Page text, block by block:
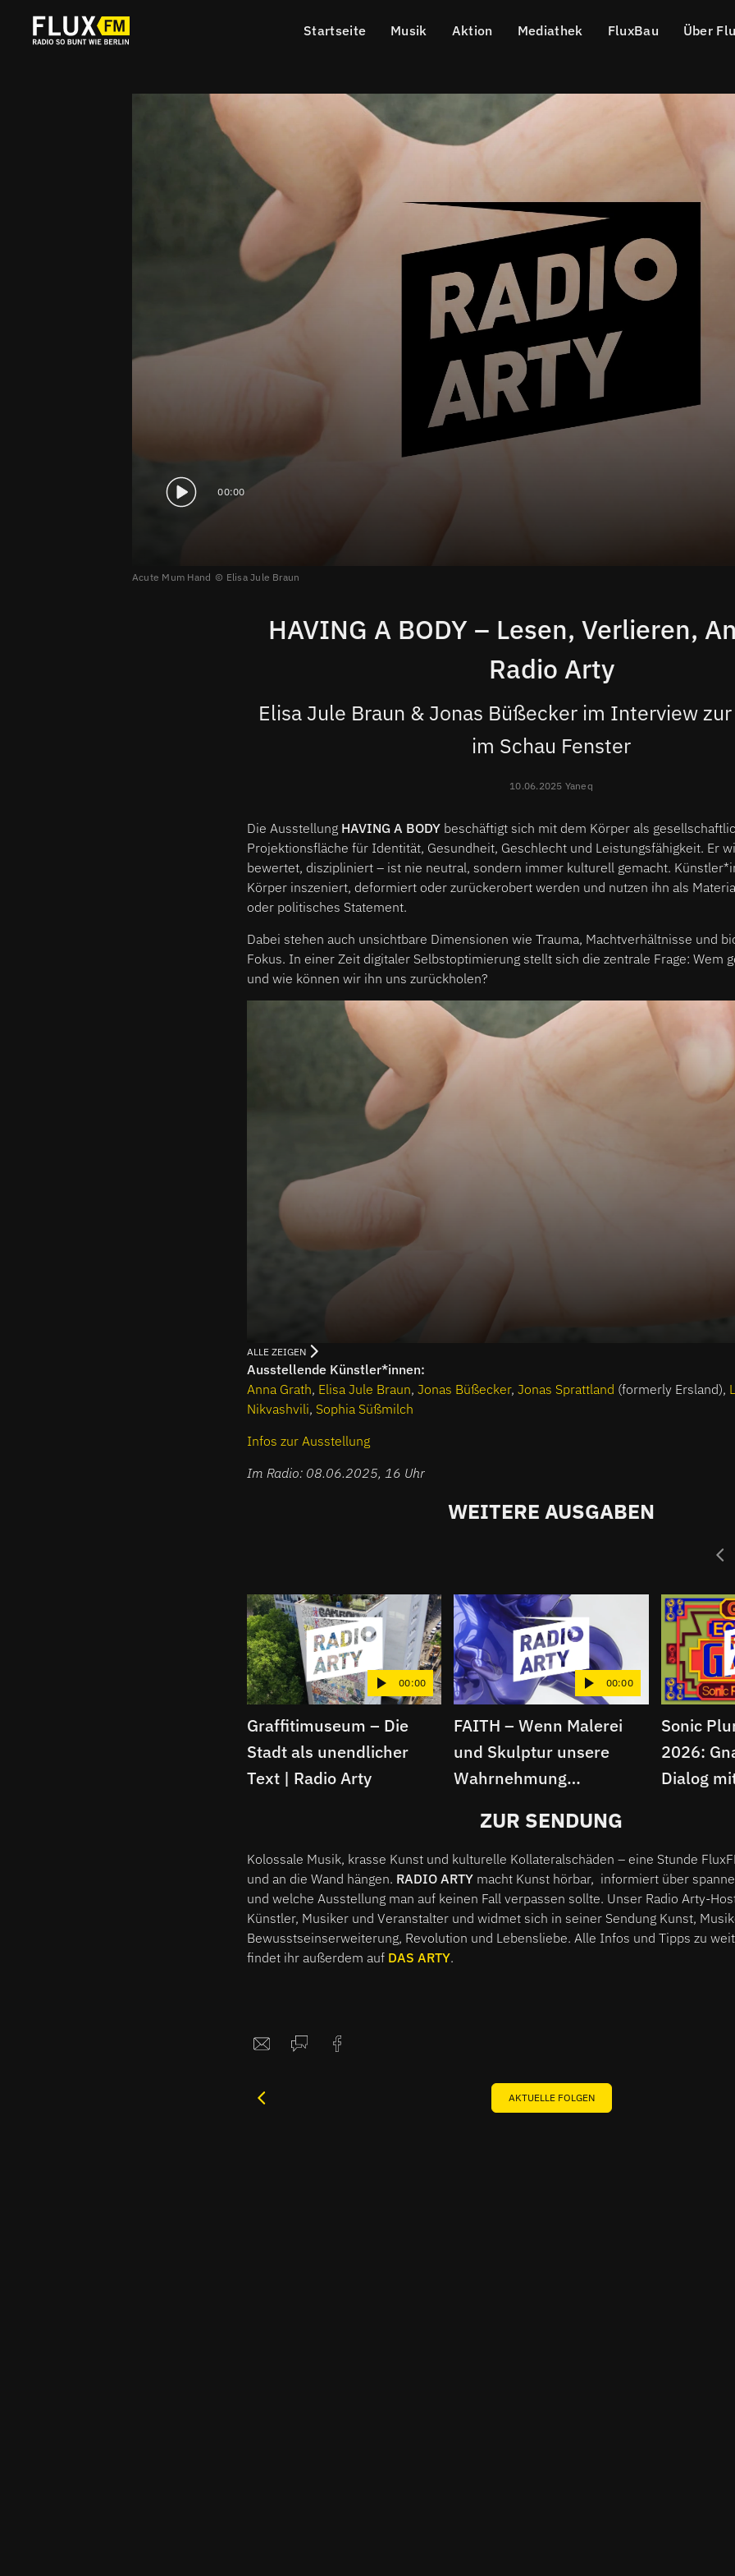
Startseite Musik Aktion Mediathek FluxBau Über
00:00
Acute Mum Hand Elisa Jule Braun
HAVING A BODY – Lesen, Verlieren,
Radio Arty
Elisa Jule Braun & Jonas Büßecker im Interview
im Schau Fenster
10.06.2025 Yaneq
Die Ausstellung HAVING A BODY beschäftigt sich mit dem Körper als
Projektionsfläche für Identität, Gesundheit, Geschlecht und Leistungsfähigkeit. Er
bewertet, diszipliniert – ist nie neutral, sondern immer kulturell gemacht.
Körper inszeniert, deformiert oder zurückerobert werden und nutzen ihn als
oder politisches Statement.
Dabei stehen auch unsichtbare Dimensionen wie Trauma, Machtverhältnisse und
Fokus. In einer Zeit digitaler Selbstoptimierung stellt sich die zentrale Frage: Wem
und wie können wir ihn uns zurückholen?
ALLE ZEIGEN
Ausstellende Künstler*innen:
Anna Grath, Elisa Jule Braun, Jonas Büßecker, Jonas Sprattland (formerly Ersland),
Nikvashvili, Sophia Süßmilch
Infos zur Ausstellung
Im Radio: 08.06.2025, 16 Uhr
WEITERE AUSGABEN
00:00
Graffitimuseum – Die
Stadt als unendlicher
Text | Radio Arty
00:00
FAITH – Wenn Malerei
und Skulptur unsere
Wahrnehmung
Sonic
2026:
Dialog
ZUR SENDUNG
Kolossale Musik, krasse Kunst und kulturelle Kollateralschäden – eine Stunde
und an die Wand hängen. RADIO ARTY macht Kunst hörbar, informiert über
und welche Ausstellung man auf keinen Fall verpassen sollte. Unser Radio Arty-
Künstler, Musiker und Veranstalter und widmet sich in seiner Sendung Kunst,
Bewusstseinserweiterung, Revolution und Lebensliebe. Alle Infos und Tipps zu
findet ihr außerdem auf DAS ARTY.
AKTUELLE FOLGEN